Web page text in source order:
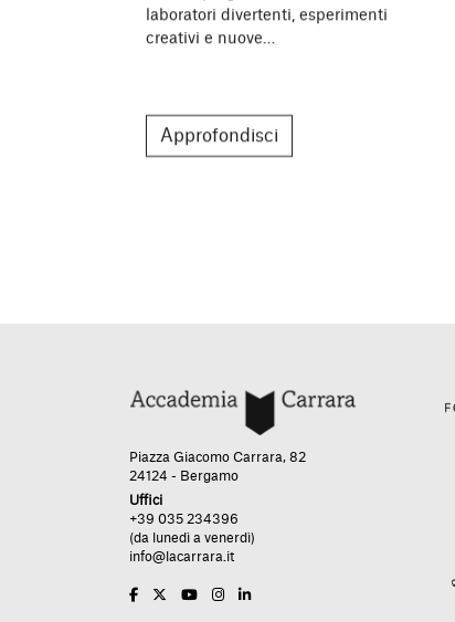
laboratori divertenti, esperimenti
creativi e nuove…
Approfondisci
Piazza Giacomo Carrara, 82
24124 - Bergamo
Uffici
+39 035 234396
(da lunedì a venerdì)
info@lacarrara.it